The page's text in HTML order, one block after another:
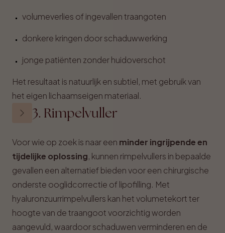
volumeverlies of ingevallen traangoten
donkere kringen door schaduwwerking
jonge patiënten zonder huidoverschot
Het resultaat is natuurlijk en subtiel, met gebruik van
het eigen lichaamseigen materiaal.
3. Rimpelvuller
Voor wie op zoek is naar een minder ingrijpende en
tijdelijke oplossing, kunnen rimpelvullers in bepaalde
gevallen een alternatief bieden voor een chirurgische
onderste ooglidcorrectie of lipofilling. Met
hyaluronzuurrimpelvullers kan het volumetekort ter
hoogte van de traangoot voorzichtig worden
aangevuld, waardoor schaduwen verminderen en de